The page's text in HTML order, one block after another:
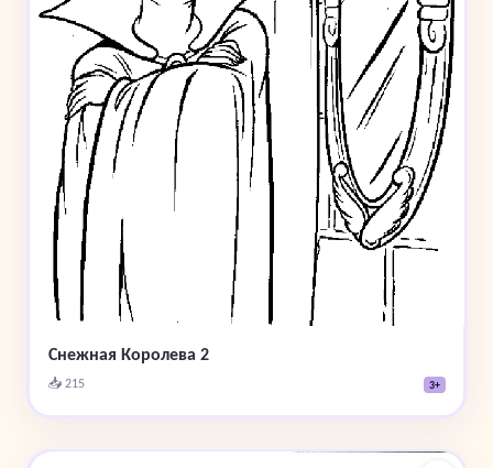
Снежная Королева 2
📥 215 3+